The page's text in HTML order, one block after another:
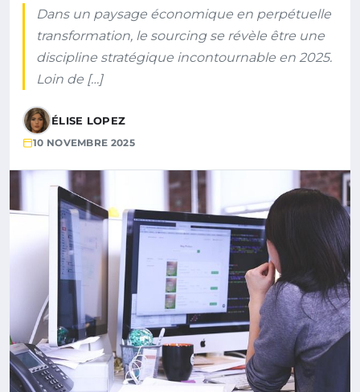
Dans un paysage économique en perpétuelle
transformation, le sourcing se révèle être une
discipline stratégique incontournable en 2025.
Loin de […]
ÉLISE LOPEZ
10 NOVEMBRE 2025